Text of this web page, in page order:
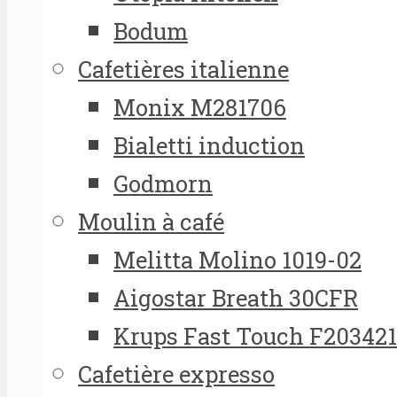
Bodum
Cafetières italienne
Monix M281706
Bialetti induction
Godmorn
Moulin à café
Melitta Molino 1019-02
Aigostar Breath 30CFR
Krups Fast Touch
Cafetière expresso